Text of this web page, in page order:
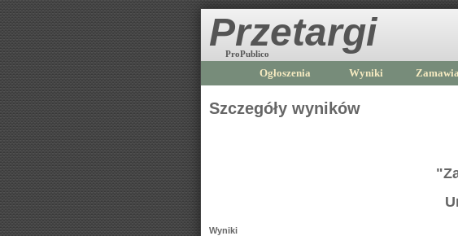
Przetargi
ProPublico
Ogłoszenia Wyniki
Szczegóły wyników
Wyniki